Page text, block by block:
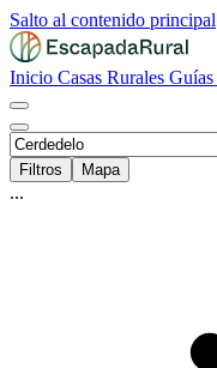
Salto al contenido principal
Inicio Casas Rurales Guías
Filtros
Mapa
...